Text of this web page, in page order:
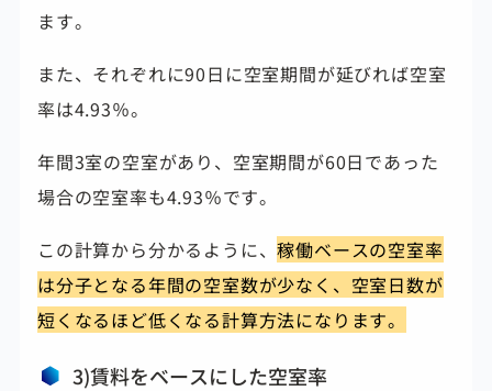
ます。
また、それぞれに90日に空室期間が延びれば空室
率は4.93％。
年間3室の空室があり、空室期間が60日であった
場合の空室率も4.93％です。
この計算から分かるように、稼働ベースの空室率
は分子となる年間の空室数が少なく、空室日数が
短くなるほど低くなる計算方法になります。
3)賃料をベースにした空室率